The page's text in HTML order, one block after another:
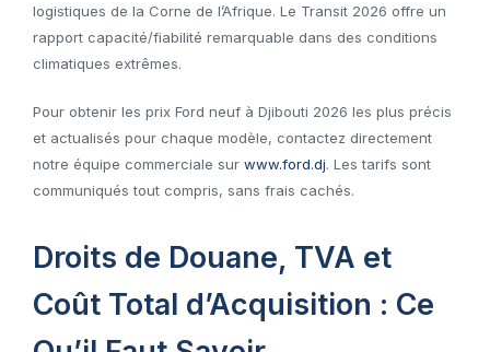
logistiques de la Corne de l’Afrique. Le Transit 2026 offre un
rapport capacité/fiabilité remarquable dans des conditions
climatiques extrêmes.
Pour obtenir les prix Ford neuf à Djibouti 2026 les plus précis
et actualisés pour chaque modèle, contactez directement
notre équipe commerciale sur www.ford.dj. Les tarifs sont
communiqués tout compris, sans frais cachés.
Droits de Douane, TVA et
Coût Total d’Acquisition : Ce